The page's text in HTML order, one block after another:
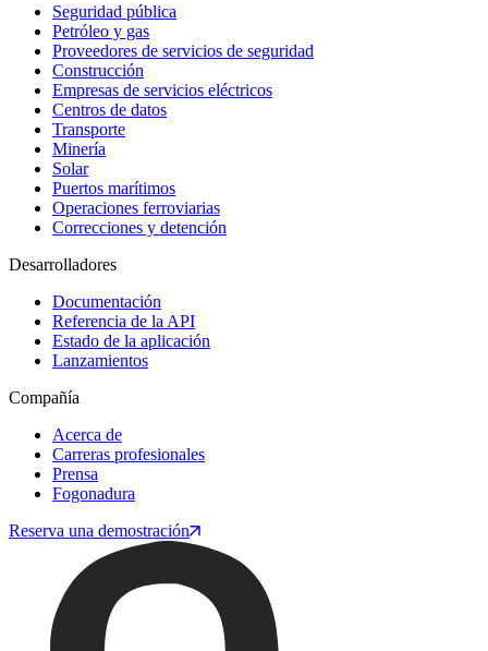
Seguridad pública
Petróleo y gas
Proveedores de servicios de seguridad
Construcción
Empresas de servicios eléctricos
Centros de datos
Transporte
Minería
Solar
Puertos marítimos
Operaciones ferroviarias
Correcciones y detención
Desarrolladores
Documentación
Referencia de la API
Estado de la aplicación
Lanzamientos
Compañía
Acerca de
Carreras profesionales
Prensa
Fogonadura
Reserva una demostración